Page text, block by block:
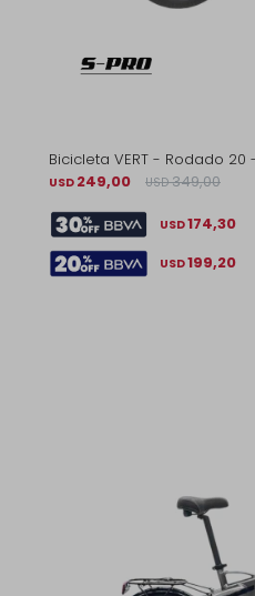
Bicicleta VERT - Rodado 20
USD 249,00 USD 349,00
USD174,30
USD199,20